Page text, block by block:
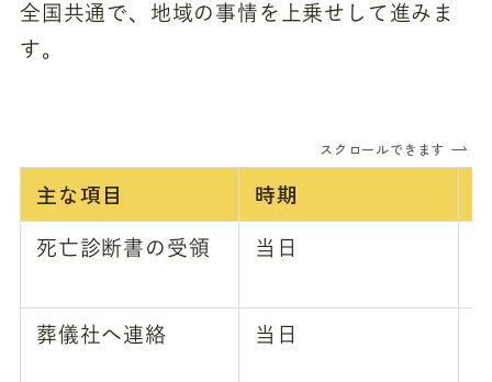
全国共通で、地域の事情を上乗せして進みま
す。
スクロールできます
主な項目 時期
死亡診断書の受領 当日
葬儀社へ連絡 当日